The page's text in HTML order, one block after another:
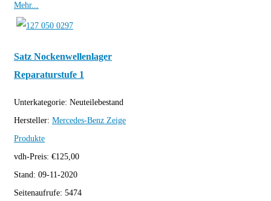
Mehr...
Satz Nockenwellenlager
Reparaturstufe 1
Unterkategorie: Neuteilebestand
Hersteller: Mercedes-Benz Zeige
Produkte
vdh-Preis: €125,00
Stand: 09-11-2020
Seitenaufrufe: 5474